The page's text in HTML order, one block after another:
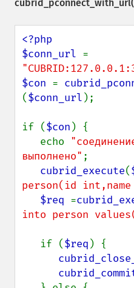
<?php
$conn_url
$con =
($conn_url );
if ($con ) {
   echo
выполнено" ;
cubrid_execute(
person(id
$req =
into person
   if (
$req ) {